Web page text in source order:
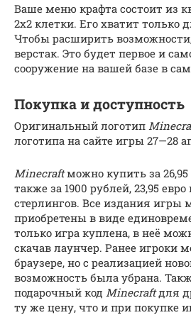
Ваше меню крафта состоит из
2х2 клетки. Его хватит только
Чтобы расширить
верстак. Это будет первое и
сооружение на вашей базе в
Покупка и доступность
Оригинальный логотип
логотипа на сайте игры 27—28
Minecraftможно купить за
также за 1900 рублей, 23,95
стерлингов. Все издания игры
приобретены в виде
только игра куплена, в неё
скачав лаунчер. Ранее игроки
браузере, но с реализацией
возможность была убрана.
подарочный код Minecraftдля
ту же цену, что и при покупке